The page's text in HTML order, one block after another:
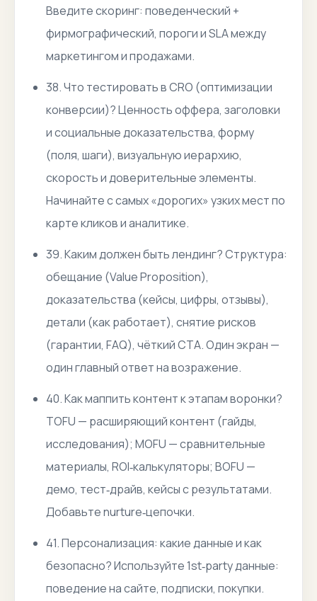
Введите скоринг: поведенческий +
фирмографический, пороги и SLA между
маркетингом и продажами.
38. Что тестировать в CRO (оптимизации
конверсии)? Ценность оффера, заголовки
и социальные доказательства, форму
(поля, шаги), визуальную иерархию,
скорость и доверительные элементы.
Начинайте с самых «дорогих» узких мест по
карте кликов и аналитике.
39. Каким должен быть лендинг? Структура:
обещание (Value Proposition),
доказательства (кейсы, цифры, отзывы),
детали (как работает), снятие рисков
(гарантии, FAQ), чёткий CTA. Один экран —
один главный ответ на возражение.
40. Как маппить контент к этапам воронки?
TOFU — расширяющий контент (гайды,
исследования); MOFU — сравнительные
материалы, ROI‑калькуляторы; BOFU —
демо, тест‑драйв, кейсы с результатами.
Добавьте nurture‑цепочки.
41. Персонализация: какие данные и как
безопасно? Используйте 1st‑party данные:
поведение на сайте, подписки, покупки.